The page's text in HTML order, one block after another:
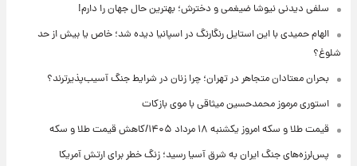
سلفی دیدنی نیوشا ضیغمی و دخترش؛ بهترین حال جهان را دارم!
الهام حمیدی با این استایل رنگارنگ در اسپانیا دیده شد؛ خاص یا بیش از حد
شلوغ؟
بحران معتادان متجاهر در تهران؛ چرا زنان در شرایط جنگ آسیب‌پذیرترند؟
استوری مرموز محمدحسین میثاقی با موی بازکات
قیمت طلا و سکه امروز یکشنبه ۱۸ مرداد ۱۴۰۵/کاهش قیمت طلا و سکه
پس‌لرزه‌های جنگ ایران به شرق آسیا رسید؛ زنگ خطر برای ارتش آمریکا